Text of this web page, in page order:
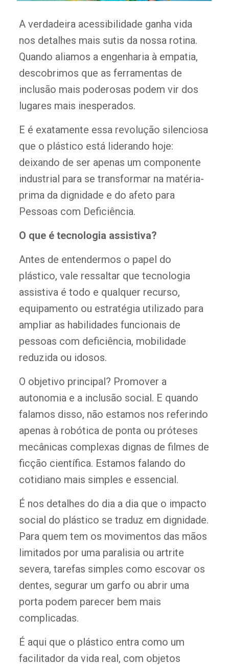
A verdadeira acessibilidade ganha vida
nos detalhes mais sutis da nossa rotina.
Quando aliamos a engenharia à empatia,
descobrimos que as ferramentas de
inclusão mais poderosas podem vir dos
lugares mais inesperados.
E é exatamente essa revolução silenciosa
que o plástico está liderando hoje:
deixando de ser apenas um componente
industrial para se transformar na matéria-
prima da dignidade e do afeto para
Pessoas com Deficiência.
O que é tecnologia assistiva?
Antes de entendermos o papel do
plástico, vale ressaltar que tecnologia
assistiva é todo e qualquer recurso,
equipamento ou estratégia utilizado para
ampliar as habilidades funcionais de
pessoas com deficiência, mobilidade
reduzida ou idosos.
O objetivo principal? Promover a
autonomia e a inclusão social. E quando
falamos disso, não estamos nos referindo
apenas à robótica de ponta ou próteses
mecânicas complexas dignas de filmes de
ficção científica. Estamos falando do
cotidiano mais simples e essencial.
É nos detalhes do dia a dia que o impacto
social do plástico se traduz em dignidade.
Para quem tem os movimentos das mãos
limitados por uma paralisia ou artrite
severa, tarefas simples como escovar os
dentes, segurar um garfo ou abrir uma
porta podem parecer bem mais
complicadas.
É aqui que o plástico entra como um
facilitador da vida real, com objetos